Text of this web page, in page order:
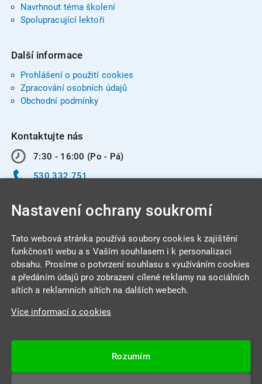
Navrhnout téma školení
Spolupracující lektoři
Další informace
Prohlášení o použití cookies
Zpracování osobních údajů
Obchodní podmínky
Kontaktujte nás
7:30 - 16:00 (Po - Pá)
530 332 751
INTEGRA CENTRUM s.r.o.
Jabloňová 662/7
Datová schránka: 4beca6d
Nastavení ochrany soukromí
Tato webová stránka používá soubory cookies k zajištění
funkčnosti webu a s Vaším souhlasem i k personalizaci
obsahu. Prosíme o potvrzení souhlasu s využíváním cookies
a předáním údajů pro zobrazení cílené reklamy na sociálních
sítích a reklamních sítích na dalších webech.
Více informací o cookies
Rozumím